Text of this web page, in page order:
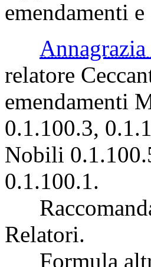
emendamenti
relatore
emendamenti
0.1.100.3,
Nobili
0.1.100.1.
Relatori.
Formula